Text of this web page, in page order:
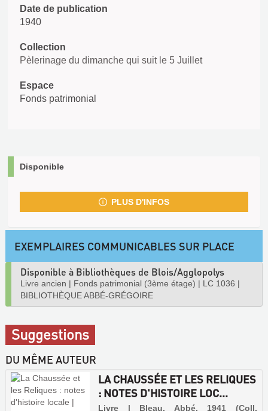
Date de publication
1940
Collection
Pèlerinage du dimanche qui suit le 5 Juillet
Espace
Fonds patrimonial
Disponible
PLUS D'INFOS
EXEMPLAIRES COMMUNICABLES SUR PLACE
Disponible à Bibliothèques de Blois/Agglopolys
Livre ancien | Fonds patrimonial (3ème étage) | LC 1036 |
BIBLIOTHÈQUE ABBÉ-GRÉGOIRE
Suggestions
DU MÊME AUTEUR
LA CHAUSSÉE ET LES RELIQUES
: NOTES D'HISTOIRE LOC...
Livre | Bleau, Abbé, 1941 (Coll.